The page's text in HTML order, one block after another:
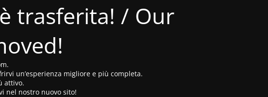
trasferita! / Our
un’esperienza migliore e più completa.
attivo.
nel nostro nuovo sito!